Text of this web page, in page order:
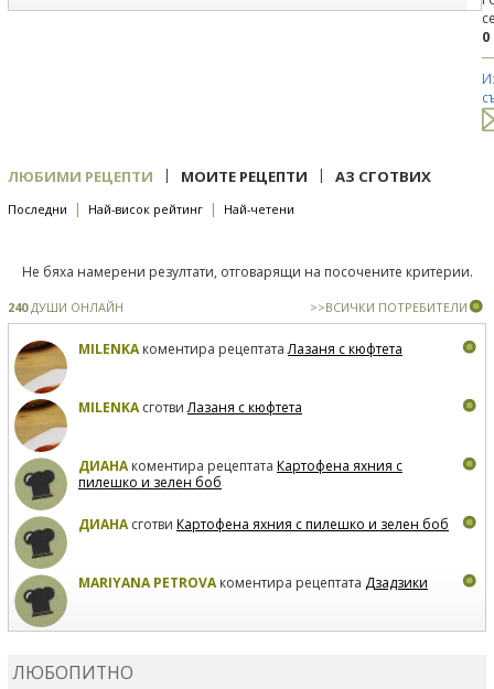
0
ЛЮБИМИ РЕЦЕПТИ | МОИТЕ РЕЦЕПТИ | АЗ СГОТВИХ
Последни | Най-висок рейтинг | Най-четени
Не бяха намерени резултати, отговарящи на посочените критерии.
240ДУШИ ОНЛАЙН >>ВСИЧКИ ПОТРЕБИТЕЛИ
MILENKAкоментира рецептатаЛазаня с кюфтета
MILENKAсготвиЛазаня с кюфтета
ДИАНАкоментира рецептата Картофена яхния с
пилешко и зелен боб
ДИАНАсготви Картофена яхния с пилешко и зелен боб
MARIYANA PETROVAкоментира рецептата Дзадзики
ЛЮБОПИТНО